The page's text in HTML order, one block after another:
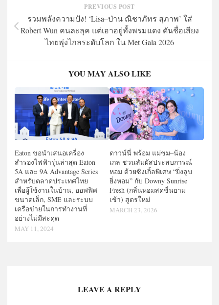
PREVIOUS POST
รวมพลังความปัง! ‘Lisa–ป่าน ณิชาภัทร สุภาพ’ ใส่
Robert Wun คนละลุค แต่เอาอยู่ทั้งพรมแดง ดันชื่อเสียง
ไทยพุ่งไกลระดับโลก ใน Met Gala 2026
YOU MAY ALSO LIKE
Eaton ขอนำเสนอเครื่อง
สำรองไฟฟ้ารุ่นล่าสุด Eaton
5A และ 9A Advantage Series
สำหรับตลาดประเทศไทย
เพื่อผู้ใช้งานในบ้าน, ออฟฟิศ
ขนาดเล็ก, SME และระบบ
เครือข่ายในการทำงานที่
อย่างไม่มีสะดุด
MAY 11, 2024
ดาวน์นี่ พร้อม แม่ชม–น้อง
เกล ชวนสัมผัสประสบการณ์
หอม ด้วยซิงเกิ้ลพิเศษ “ยิ่งลูบ
ยิ่งหอม” กับ Downy Sunrise
Fresh (กลิ่นหอมสดชื่นยาม
เช้า) สูตรใหม่
MARCH 23, 2026
LEAVE A REPLY